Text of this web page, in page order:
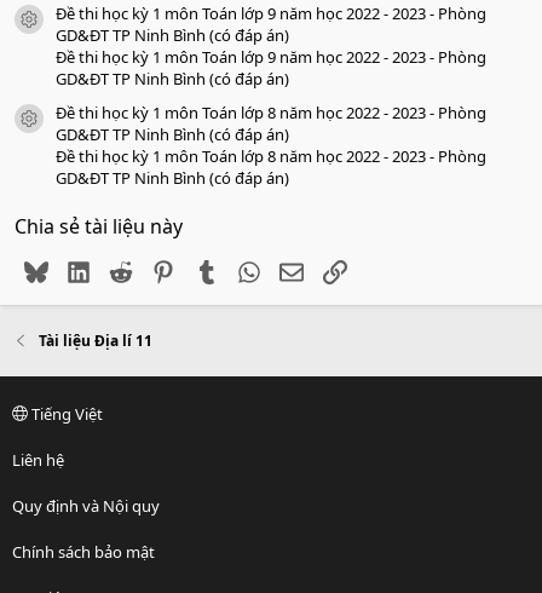
icon tài liệu
Đề thi học kỳ 1 môn Toán lớp 9 năm học 2022 - 2023 - Phòng
GD&ĐT TP Ninh Bình (có đáp án)
Đề thi học kỳ 1 môn Toán lớp 9 năm học 2022 - 2023 - Phòng
GD&ĐT TP Ninh Bình (có đáp án)
icon tài liệu
Đề thi học kỳ 1 môn Toán lớp 8 năm học 2022 - 2023 - Phòng
GD&ĐT TP Ninh Bình (có đáp án)
Đề thi học kỳ 1 môn Toán lớp 8 năm học 2022 - 2023 - Phòng
GD&ĐT TP Ninh Bình (có đáp án)
Chia sẻ tài liệu này
BlueskyLinkedIn
Reddit PinterestTumblr WhatsApp
EmailLink
Tài liệu Địa lí 11
Tiếng Việt
Liên hệ
Quy định và Nội quy
Chính sách bảo mật